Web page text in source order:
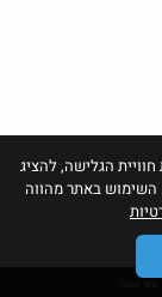
הגלישה, להציג
השימוש באתר מהווה